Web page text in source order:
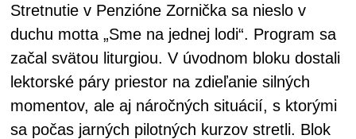
Stretnutie v Penzióne Zornička sa nieslo v
duchu motta „Sme na jednej lodi“. Program sa
začal svätou liturgiou. V úvodnom bloku dostali
lektorské páry priestor na zdieľanie silných
momentov, ale aj náročných situácií, s ktorými
sa počas jarných pilotných kurzov stretli. Blok